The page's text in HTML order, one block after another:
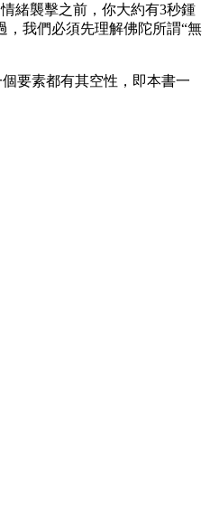
緒襲擊之前，你大約有3秒鍾
，我們必須先理解佛陀所謂“無
要素都有其空性，即本書一